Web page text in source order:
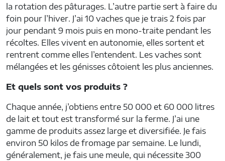
la rotation des pâturages. L’autre partie sert à faire du
foin pour l’hiver. J’ai 10 vaches que je trais 2 fois par
jour pendant 9 mois puis en mono-traite pendant les
récoltes. Elles vivent en autonomie, elles sortent et
rentrent comme elles l’entendent. Les vaches sont
mélangées et les génisses côtoient les plus anciennes.
Et quels sont vos produits ?
Chaque année, j’obtiens entre 50 000 et 60 000 litres
de lait et tout est transformé sur la ferme. J’ai une
gamme de produits assez large et diversifiée. Je fais
environ 50 kilos de fromage par semaine. Le lundi,
généralement, je fais une meule, qui nécessite 300